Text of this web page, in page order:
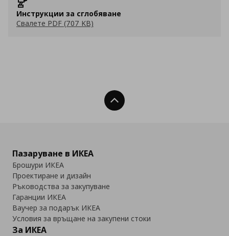
Инструкции за сглобяване
Свалете PDF (707 KB)
Нагоре
Пазаруване в ИКЕА
Брошури ИКЕА
Проектиране и дизайн
Ръководства за закупуване
Гаранции ИКЕА
Ваучер за подарък ИКЕА
Условия за връщане на закупени стоки
За ИКЕА